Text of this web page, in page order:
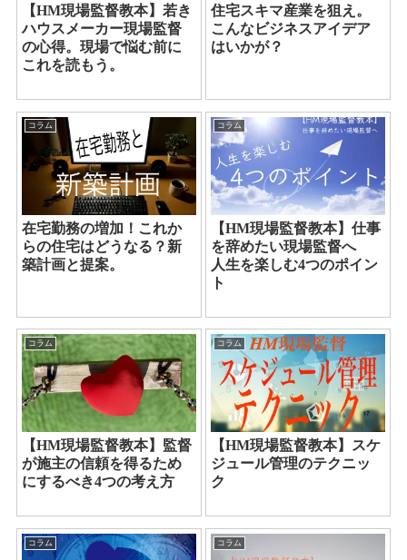
【HM現場監督教本】若き
ハウスメーカー現場監督
の心得。現場で悩む前に
これを読もう。
住宅スキマ産業を狙え。
こんなビジネスアイデア
はいかが？
コラム
在宅勤務の増加！これか
らの住宅はどうなる？新
築計画と提案。
コラム
【HM現場監督教本】仕事
を辞めたい現場監督へ
人生を楽しむ4つのポイン
ト
コラム
【HM現場監督教本】監督
が施主の信頼を得るため
にするべき4つの考え方
コラム
【HM現場監督教本】スケ
ジュール管理のテクニッ
ク
コラム コラム